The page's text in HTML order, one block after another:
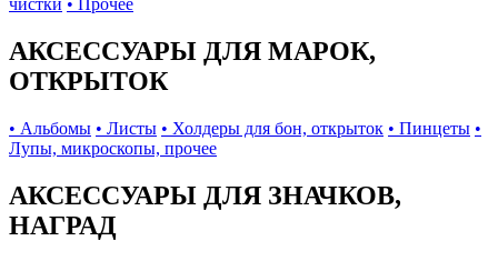
чистки • Прочее
АКСЕССУАРЫ ДЛЯ МАРОК,
ОТКРЫТОК
• Альбомы • Листы • Холдеры для бон, открыток • Пинцеты •
Лупы, микроскопы, прочее
АКСЕССУАРЫ ДЛЯ ЗНАЧКОВ,
НАГРАД